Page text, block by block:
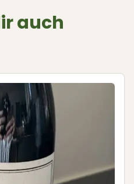
auch